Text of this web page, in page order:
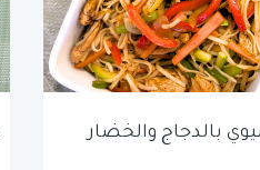
بالدجاج والخضار